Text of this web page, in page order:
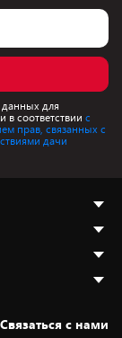
для
соответствии с
прав, связанных с
дачи
Cвязаться с нами